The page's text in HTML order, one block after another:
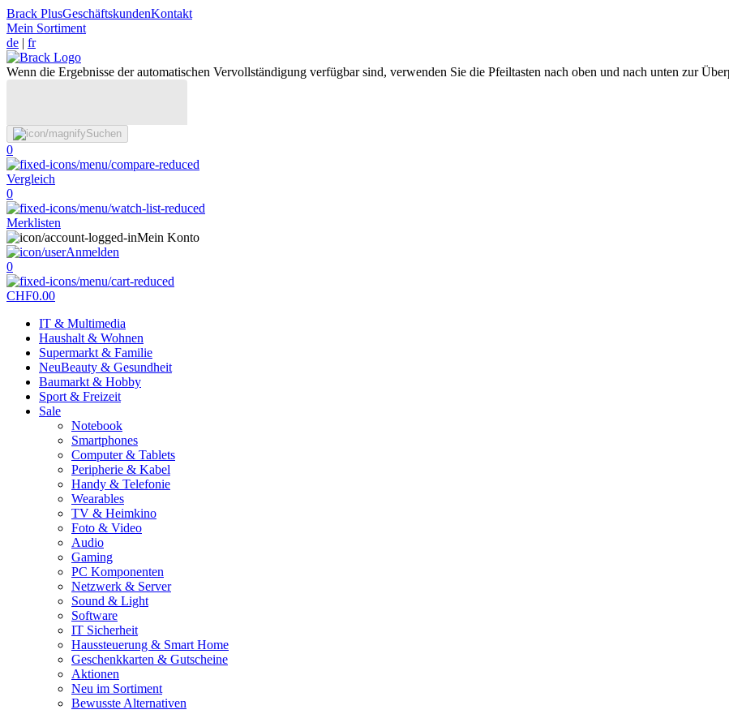
Brack PlusGeschäftskundenKontakt
Mein Sortiment
de | fr
Wenn die Ergebnisse der automatischen Vervollständigung verfügbar sind, verwenden Sie die Pfeiltasten nach oben und nach unten zur
Suchen
0
Vergleich
0
Merklisten
Mein Konto
Anmelden
0
CHF0.00
IT & Multimedia
Haushalt & Wohnen
Supermarkt & Familie
NeuBeauty & Gesundheit
Baumarkt & Hobby
Sport & Freizeit
Sale
Notebook
Smartphones
Computer & Tablets
Peripherie & Kabel
Handy & Telefonie
Wearables
TV & Heimkino
Foto & Video
Audio
Gaming
PC Komponenten
Netzwerk & Server
Sound & Light
Software
IT Sicherheit
Haussteuerung & Smart Home
Geschenkkarten & Gutscheine
Aktionen
Neu im Sortiment
Bewusste Alternativen